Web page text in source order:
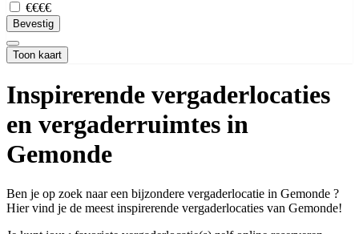
€€€€
Bevestig
Toon kaart
Inspirerende vergaderlocaties
en vergaderruimtes in
Gemonde
Ben je op zoek naar een bijzondere vergaderlocatie in Gemonde ?
Hier vind je de meest inspirerende vergaderlocaties van Gemonde!